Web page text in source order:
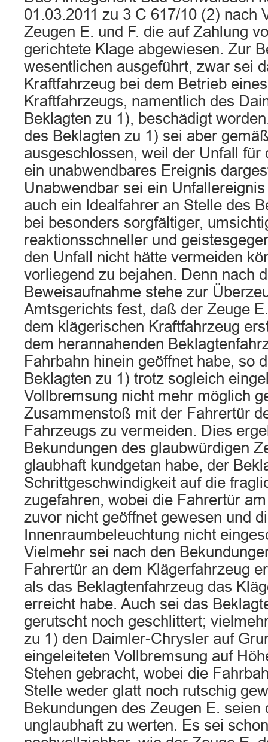
01.03.2011 zu 3 C 617/10 (2) nach
Zeugen E. und F. die auf Zahlung
gerichtete Klage abgewiesen. Zur
wesentlichen ausgeführt, zwar sei
Kraftfahrzeug bei dem Betrieb
Kraftfahrzeugs, namentlich des
Beklagten zu 1), beschädigt
des Beklagten zu 1) sei aber
ausgeschlossen, weil der Unfall für
ein unabwendbares Ereignis
Unabwendbar sei ein
auch ein Idealfahrer an Stelle des
bei besonders sorgfältiger,
reaktionsschneller und
den Unfall nicht hätte vermeiden
vorliegend zu bejahen. Denn nach
Beweisaufnahme stehe zur
Amtsgerichts fest, daß der Zeuge
dem klägerischen Kraftfahrzeug
dem herannahenden
Fahrbahn hinein geöffnet habe, so
Beklagten zu 1) trotz sogleich
Vollbremsung nicht mehr möglich
Zusammenstoß mit der Fahrertür
Fahrzeugs zu vermeiden. Dies
Bekundungen des glaubwürdigen
glaubhaft kundgetan habe, der
Schrittgeschwindigkeit auf die
zugefahren, wobei die Fahrertür
zuvor nicht geöffnet gewesen und
Innenraumbeleuchtung nicht
Vielmehr sei nach den
Fahrertür an dem Klägerfahrzeug
als das Beklagtenfahrzeug das
erreicht habe. Auch sei das
gerutscht noch geschlittert;
zu 1) den Daimler-Chrysler auf
eingeleiteten Vollbremsung auf
Stehen gebracht, wobei die
Stelle weder glatt noch rutschig
Bekundungen des Zeugen E.
unglaubhaft zu werten. Es sei